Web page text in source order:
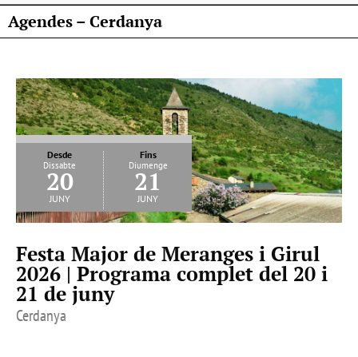
Agendes – Cerdanya
Desde
Dissabte
20
juny
Fins
Diumenge
21
juny
Festa Major de Meranges i Girul
2026 | Programa complet del 20 i
21 de juny
Cerdanya